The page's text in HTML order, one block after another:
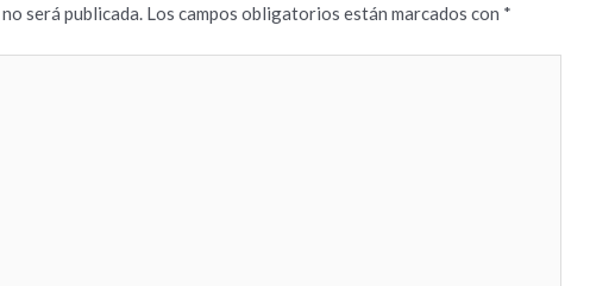
será publicada. Los campos obligatorios están marcados con *